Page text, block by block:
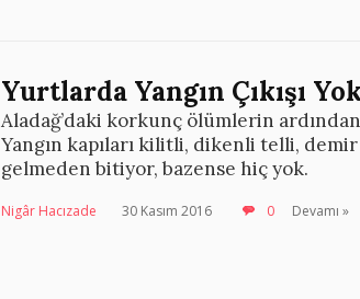
Yurtlarda Yangın Çıkışı Yok
Aladağ’daki korkunç ölümlerin
Yangın kapıları kilitli, dikenli telli,
gelmeden bitiyor, bazense hiç yok.
Nigâr Hacızade 30 Kasım 2016 0 Devamı »